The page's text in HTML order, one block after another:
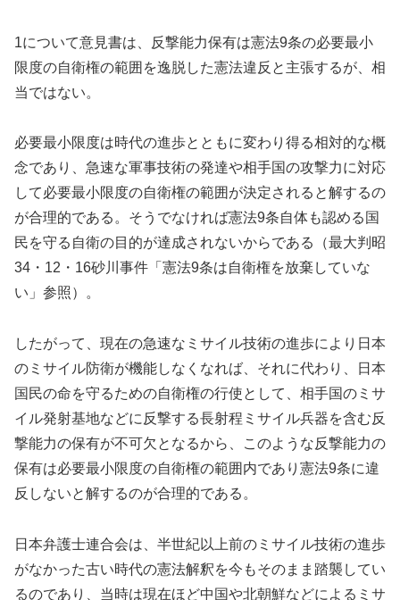
1について意見書は、反撃能力保有は憲法9条の必要最小
限度の自衛権の範囲を逸脱した憲法違反と主張するが、相
当ではない。
必要最小限度は時代の進歩とともに変わり得る相対的な概
念であり、急速な軍事技術の発達や相手国の攻撃力に対応
して必要最小限度の自衛権の範囲が決定されると解するの
が合理的である。そうでなければ憲法9条自体も認める国
民を守る自衛の目的が達成されないからである（最大判昭
34・12・16砂川事件「憲法9条は自衛権を放棄していな
い」参照）。
したがって、現在の急速なミサイル技術の進歩により日本
のミサイル防衛が機能しなくなれば、それに代わり、日本
国民の命を守るための自衛権の行使として、相手国のミサ
イル発射基地などに反撃する長射程ミサイル兵器を含む反
撃能力の保有が不可欠となるから、このような反撃能力の
保有は必要最小限度の自衛権の範囲内であり憲法9条に違
反しないと解するのが合理的である。
日本弁護士連合会は、半世紀以上前のミサイル技術の進歩
がなかった古い時代の憲法解釈を今もそのまま踏襲してい
るのであり、当時は現在ほど中国や北朝鮮などによるミサ